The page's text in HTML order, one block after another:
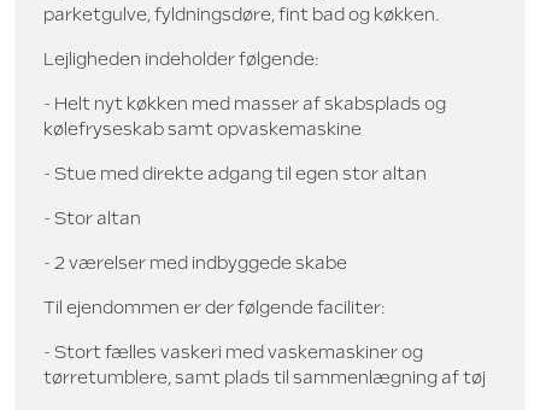
parketgulve, fyldningsdøre, fint bad og køkken.
Lejligheden indeholder følgende:
- Helt nyt køkken med masser af skabsplads og
kølefryseskab samt opvaskemaskine
- Stue med direkte adgang til egen stor altan
- Stor altan
- 2 værelser med indbyggede skabe
Til ejendommen er der følgende faciliter:
- Stort fælles vaskeri med vaskemaskiner og
tørretumblere, samt plads til sammenlægning af tøj